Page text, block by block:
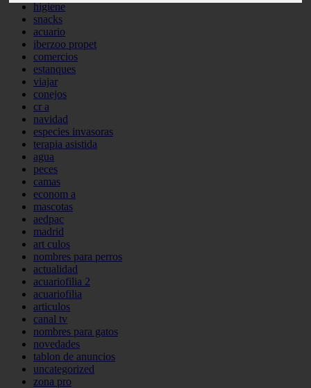
higiene
snacks
acuario
iberzoo propet
comercios
estanques
viajar
conejos
cr a
navidad
especies invasoras
terapia asistida
agua
peces
camas
econom a
mascotas
aedpac
madrid
art culos
nombres para perros
actualidad
acuariofilia 2
acuariofilia
articulos
canal tv
nombres para gatos
novedades
tablon de anuncios
uncategorized
zona pro